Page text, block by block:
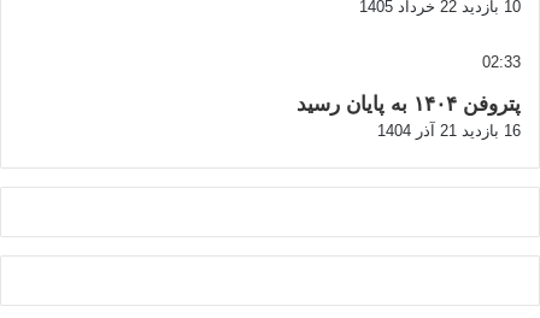
10 بازدید 22 خرداد 1405
02:33
پتروفن ۱۴۰۴ به پایان رسید
16 بازدید 21 آذر 1404